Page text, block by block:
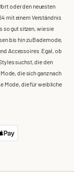
oder den neuesten
mit einem Verständnis
so gut sitzen, wie sie
bis hin zu Bademode,
Accessoires. Egal, ob
suchst, die den
die sich ganz nach
Mode, die für weibliche